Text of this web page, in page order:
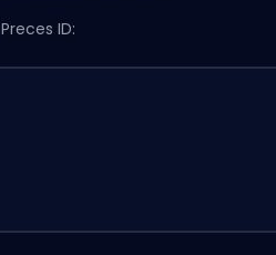
Preces ID: